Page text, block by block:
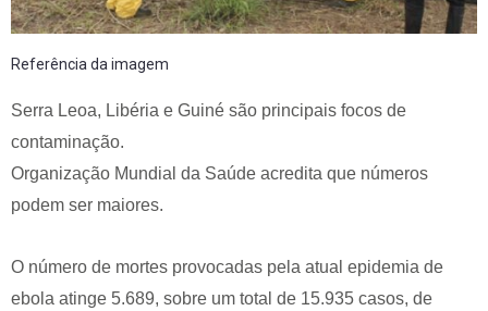
Referência da imagem
Serra Leoa, Libéria e Guiné são principais focos de
contaminação.
Organização Mundial da Saúde acredita que números
podem ser maiores.
O número de mortes provocadas pela atual epidemia de
ebola atinge 5.689, sobre um total de 15.935 casos, de